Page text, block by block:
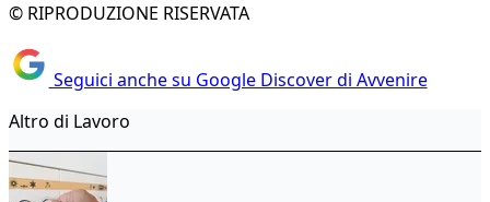
© RIPRODUZIONE RISERVATA
Seguici anche su Google Discover di Avvenire
Altro di Lavoro